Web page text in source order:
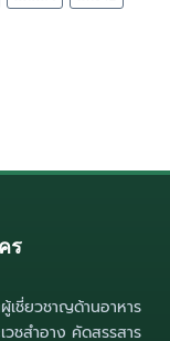
ร
เชี่ยวชาญด้านอาหาร
วชสำอาง คัดสรรสาร